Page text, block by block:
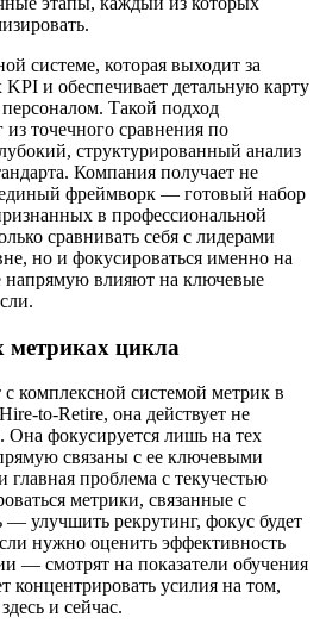
системе, которая выходит за
и обеспечивает детальную карту
Такой подход
точечного сравнения по
структурированный анализ
Компания получает не
фреймворк — готовый набор
в профессиональной
сравнивать себя с лидерами
но и фокусироваться именно на
напрямую влияют на ключевые
цикла
с комплексной системой метрик в
to-Retire, она действует не
Она фокусируется лишь на тех
связаны с ее ключевыми
главная проблема с текучестью
метрики, связанные с
— улучшить рекрутинг, фокус будет
нужно оценить эффективность
— смотрят на показатели обучения
концентрировать усилия на том,
и сейчас.